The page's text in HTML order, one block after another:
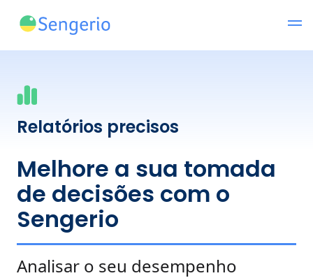
Relatórios precisos
Melhore a sua tomada
de decisões com o
Sengerio
Analisar o seu desempenho